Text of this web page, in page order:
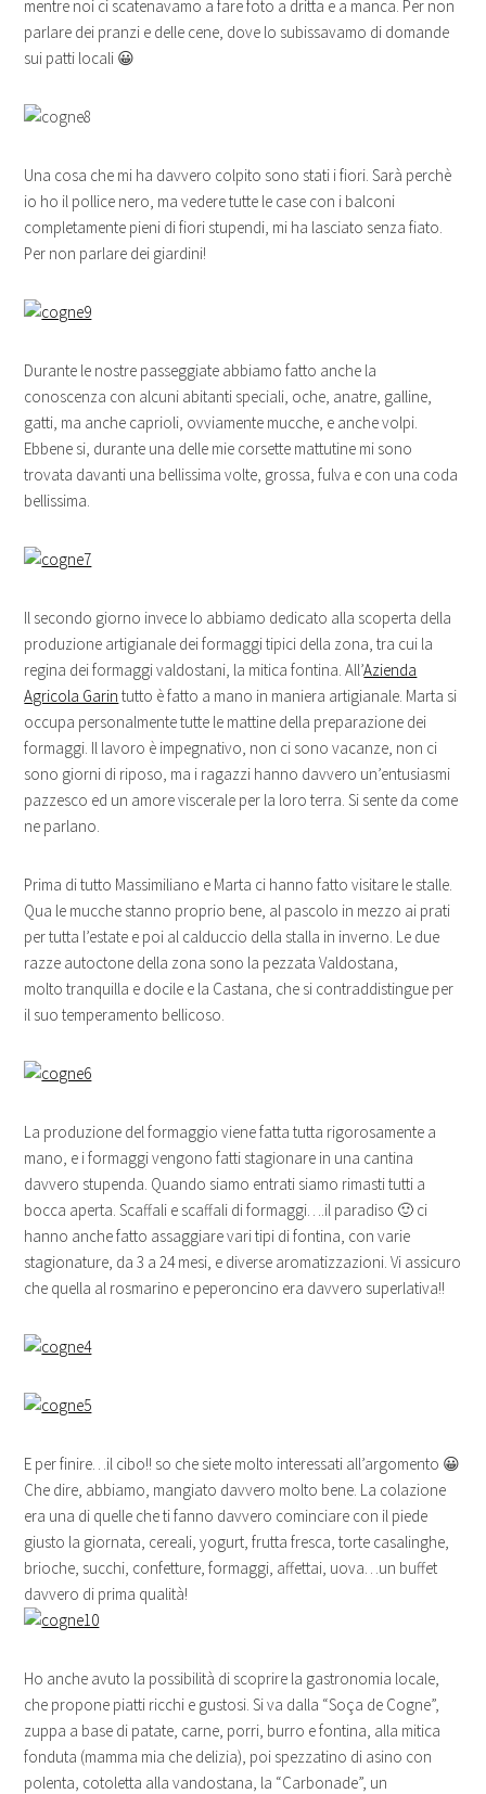
mentre noi ci scatenavamo a fare foto a dritta e a manca. Per non
parlare dei pranzi e delle cene, dove lo subissavamo di domande
sui patti locali 😀
Una cosa che mi ha davvero colpito sono stati i fiori. Sarà perchè
io ho il pollice nero, ma vedere tutte le case con i balconi
completamente pieni di fiori stupendi, mi ha lasciato senza fiato.
Per non parlare dei giardini!
Durante le nostre passeggiate abbiamo fatto anche la
conoscenza con alcuni abitanti speciali, oche, anatre, galline,
gatti, ma anche caprioli, ovviamente mucche, e anche volpi.
Ebbene si, durante una delle mie corsette mattutine mi sono
trovata davanti una bellissima volte, grossa, fulva e con una coda
bellissima.
Il secondo giorno invece lo abbiamo dedicato alla scoperta della
produzione artigianale dei formaggi tipici della zona, tra cui la
regina dei formaggi valdostani, la mitica fontina. All’Azienda
Agricola Garin tutto è fatto a mano in maniera artigianale. Marta si
occupa personalmente tutte le mattine della preparazione dei
formaggi. Il lavoro è impegnativo, non ci sono vacanze, non ci
sono giorni di riposo, ma i ragazzi hanno davvero un’entusiasmi
pazzesco ed un amore viscerale per la loro terra. Si sente da come
ne parlano.
Prima di tutto Massimiliano e Marta ci hanno fatto visitare le stalle.
Qua le mucche stanno proprio bene, al pascolo in mezzo ai prati
per tutta l’estate e poi al calduccio della stalla in inverno. Le due
razze autoctone della zona sono la pezzata Valdostana,
molto tranquilla e docile e la Castana, che si contraddistingue per
il suo temperamento bellicoso.
La produzione del formaggio viene fatta tutta rigorosamente a
mano, e i formaggi vengono fatti stagionare in una cantina
davvero stupenda. Quando siamo entrati siamo rimasti tutti a
bocca aperta. Scaffali e scaffali di formaggi….il paradiso 🙂 ci
hanno anche fatto assaggiare vari tipi di fontina, con varie
stagionature, da 3 a 24 mesi, e diverse aromatizzazioni. Vi assicuro
che quella al rosmarino e peperoncino era davvero superlativa!!
E per finire…il cibo!! so che siete molto interessati all’argomento 😀
Che dire, abbiamo, mangiato davvero molto bene. La colazione
era una di quelle che ti fanno davvero cominciare con il piede
giusto la giornata, cereali, yogurt, frutta fresca, torte casalinghe,
brioche, succhi, confetture, formaggi, affettai, uova…un buffet
davvero di prima qualità!
Ho anche avuto la possibilità di scoprire la gastronomia locale,
che propone piatti ricchi e gustosi. Si va dalla “Soça de Cogne”,
zuppa a base di patate, carne, porri, burro e fontina, alla mitica
fonduta (mamma mia che delizia), poi spezzatino di asino con
polenta, cotoletta alla vandostana, la “Carbonade”, un